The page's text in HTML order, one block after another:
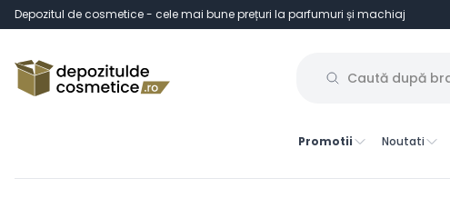
Depozitul de cosmetice - cele mai bune prețuri la parfumuri și machiaj
Promotii Noutati